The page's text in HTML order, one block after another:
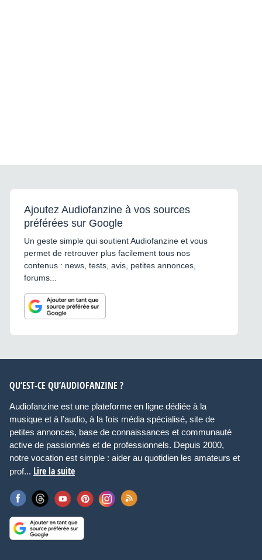
Ajoutez Audiofanzine à vos sources
préférées sur Google
Un geste simple qui soutient Audiofanzine et vous
permet de retrouver plus facilement tous nos
contenus : news, tests, avis, petites annonces,
forums...
QU’EST-CE QU’AUDIOFANZINE ?
Audiofanzine est une plateforme en ligne dédiée à la
musique et à l’audio, à la fois média spécialisé, site de
petites annonces, base de connaissances et communauté
active de passionnés et de professionnels. Depuis 2000,
notre vocation est simple : aider au quotidien les amateurs et
prof... Lire la suite